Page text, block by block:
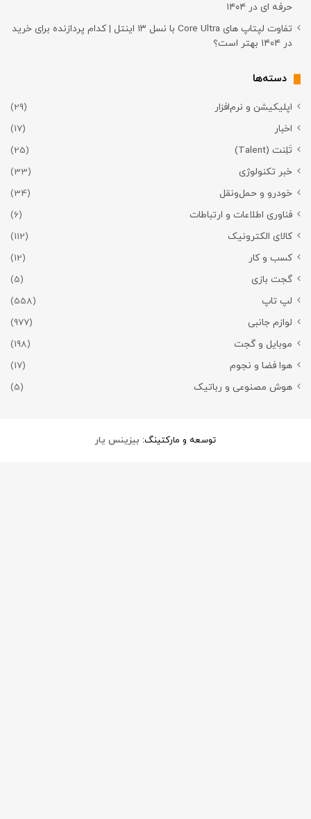
حرفه ای در ۱۴۰۴
تفاوت لپتاپ های Core Ultra با نسل ۱۳ اینتل | کدام پردازنده برای خرید
در ۱۴۰۴ بهتر است؟
دسته‌ها
اپلیکیشن و نرم‌افزار
(29)
اخبار
(17)
تَلِنت (Talent)
(25)
خبر تکنولوژی
(33)
خودرو و حمل‌و‌نقل
(34)
فناوری اطلاعات و ارتباطات
(6)
کالای الکترونیک
(112)
کسب و کار
(12)
گجت بازی
(5)
لپ تاپ
(558)
لوازم جانبی
(977)
موبایل و گجت
(198)
هوا فضا و نجوم
(17)
هوش مصنوعی و رباتیک
(5)
توسعه و مارکتینگ: بیزینس یار